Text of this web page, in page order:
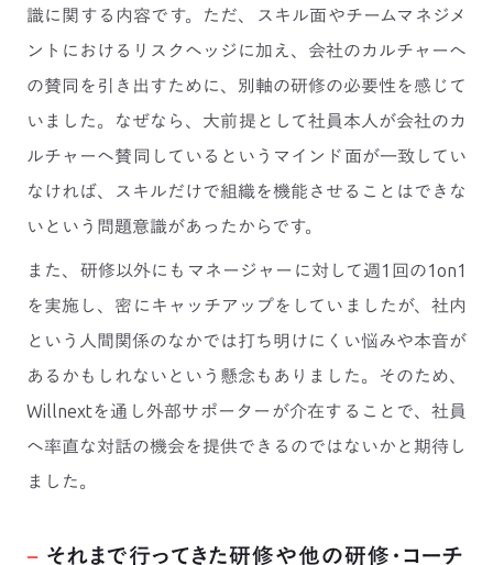
識に関する内容です。ただ、スキル面やチームマネジメ
ントにおけるリスクヘッジに加え、会社のカルチャーへ
の賛同を引き出すために、別軸の研修の必要性を感じて
いました。なぜなら、大前提として社員本人が会社のカ
ルチャーへ賛同しているというマインド面が一致してい
なければ、スキルだけで組織を機能させることはできな
いという問題意識があったからです。
また、研修以外にもマネージャーに対して週1回の1on1
を実施し、密にキャッチアップをしていましたが、社内
という人間関係のなかでは打ち明けにくい悩みや本音が
あるかもしれないという懸念もありました。そのため、
Willnextを通し外部サポーターが介在することで、社員
へ率直な対話の機会を提供できるのではないかと期待し
ました。
− それまで行ってきた研修や他の研修・コーチ